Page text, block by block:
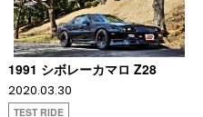
1991 シボレーカマロ Z28
2020.03.30
TEST RIDE